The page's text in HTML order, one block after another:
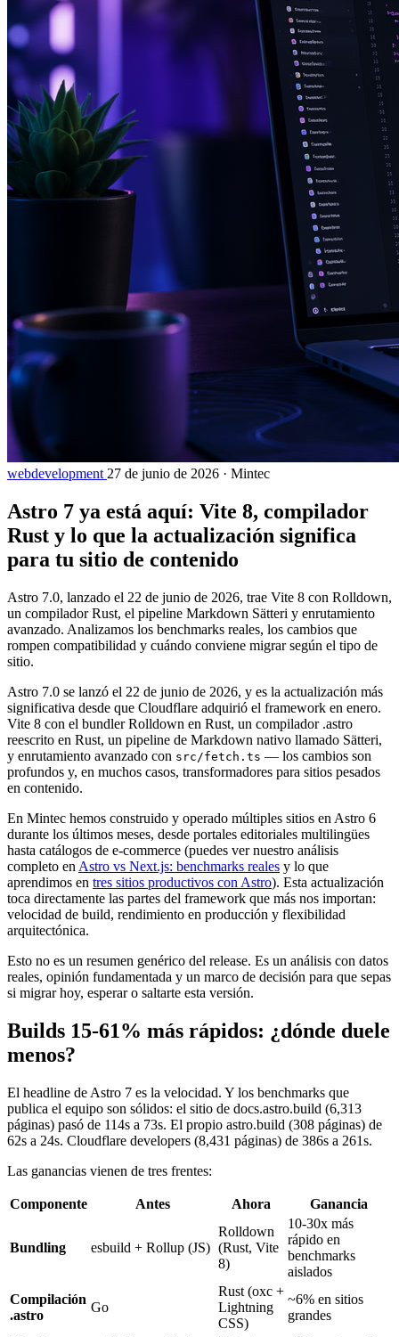
webdevelopment 27 de junio de 2026 · Mintec
Astro 7 ya está aquí: Vite 8, compilador
Rust y lo que la actualización significa
para tu sitio de contenido
Astro 7.0, lanzado el 22 de junio de 2026, trae Vite 8 con Rolldown,
un compilador Rust, el pipeline Markdown Sätteri y enrutamiento
avanzado. Analizamos los benchmarks reales, los cambios que
rompen compatibilidad y cuándo conviene migrar según el tipo de
sitio.
Astro 7.0 se lanzó el 22 de junio de 2026, y es la actualización más
significativa desde que Cloudflare adquirió el framework en enero.
Vite 8 con el bundler Rolldown en Rust, un compilador .astro
reescrito en Rust, un pipeline de Markdown nativo llamado Sätteri,
y enrutamiento avanzado con src/fetch.ts — los cambios son
profundos y, en muchos casos, transformadores para sitios pesados
en contenido.
En Mintec hemos construido y operado múltiples sitios en Astro 6
durante los últimos meses, desde portales editoriales multilingües
hasta catálogos de e-commerce (puedes ver nuestro análisis
completo en Astro vs Next.js: benchmarks reales y lo que
aprendimos en tres sitios productivos con Astro). Esta actualización
toca directamente las partes del framework que más nos importan:
velocidad de build, rendimiento en producción y flexibilidad
arquitectónica.
Esto no es un resumen genérico del release. Es un análisis con datos
reales, opinión fundamentada y un marco de decisión para que sepas
si migrar hoy, esperar o saltarte esta versión.
Builds 15-61% más rápidos: ¿dónde duele
menos?
El headline de Astro 7 es la velocidad. Y los benchmarks que
publica el equipo son sólidos: el sitio de docs.astro.build (6,313
páginas) pasó de 114s a 73s. El propio astro.build (308 páginas) de
62s a 24s. Cloudflare developers (8,431 páginas) de 386s a 261s.
Las ganancias vienen de tres frentes:
Componente Antes Ahora Ganancia
Bundling esbuild + Rollup (JS)
Rolldown
(Rust, Vite
8)
10-30x más
rápido en
benchmarks
aislados
Compilación
.astro
Go
Rust (oxc +
Lightning
CSS)
~6% en sitios
grandes